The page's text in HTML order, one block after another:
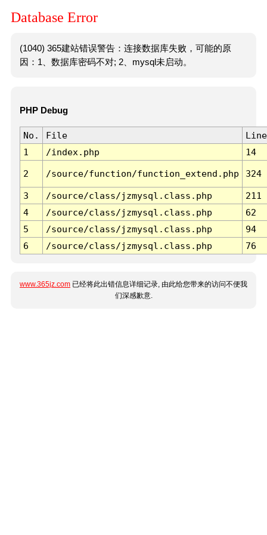
Database Error
(1040) 365建站错误警告：连接数据库失败，可能的原
因：1、数据库密码不对; 2、mysql未启动。
PHP Debug
No. File
Line
1
/index.php 14
2 /source/function/function_extend.php 324
3 /source/class/jzmysql.class.php
211
4
/source/class/jzmysql.class.php
62
5
/source/class/jzmysql.class.php
94
6
/source/class/jzmysql.class.php 76
www.365jz.com 已经将此出错信息详细记录, 由此给您带来的访问不便我
们深感歉意.